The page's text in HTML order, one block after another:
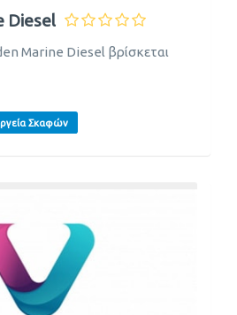
Diesel
Marine Diesel βρίσκεται
Σκαφών